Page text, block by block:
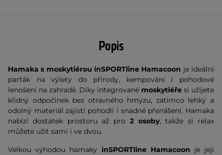
Popis
Hamaka s moskytiérou inSPORTline Hamacoon je ideální
parťák na výlety do přírody, kempování i pohodové
lenošení na zahradě. Díky integrované moskytiéře si užijete
klidný odpočinek bez otravného hmyzu, zatímco lehký a
odolný materiál zajistí pohodlí i snadné přenášení. Hamaka
nabízí dostatek prostoru až pro 2 osoby, takže si relax
můžete užít sami i ve dvou.
Velkou výhodou hamaky inSPORTline Hamacoon je její